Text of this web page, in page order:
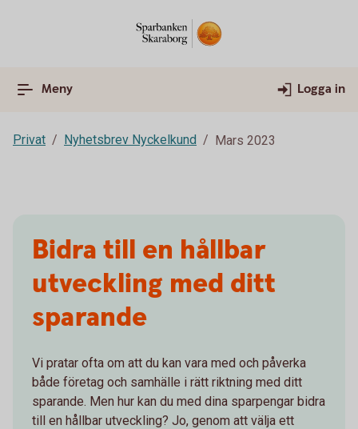
Meny Logga in
Privat Nyhetsbrev Nyckelkund Mars 2023
Bidra till en hållbar
utveckling med ditt
sparande
Vi pratar ofta om att du kan vara med och påverka
både företag och samhälle i rätt riktning med ditt
sparande. Men hur kan du med dina sparpengar bidra
till en hållbar utveckling? Jo, genom att välja ett